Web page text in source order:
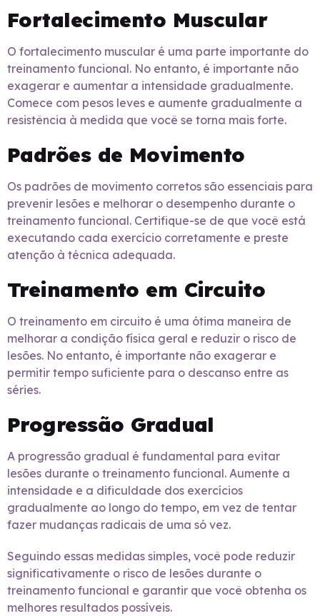
Fortalecimento Muscular
O fortalecimento muscular é uma parte importante do
treinamento funcional. No entanto, é importante não
exagerar e aumentar a intensidade gradualmente.
Comece com pesos leves e aumente gradualmente a
resistência à medida que você se torna mais forte.
Padrões de Movimento
Os padrões de movimento corretos são essenciais para
prevenir lesões e melhorar o desempenho durante o
treinamento funcional. Certifique-se de que você está
executando cada exercício corretamente e preste
atenção à técnica adequada.
Treinamento em Circuito
O treinamento em circuito é uma ótima maneira de
melhorar a condição física geral e reduzir o risco de
lesões. No entanto, é importante não exagerar e
permitir tempo suficiente para o descanso entre as
séries.
Progressão Gradual
A progressão gradual é fundamental para evitar
lesões durante o treinamento funcional. Aumente a
intensidade e a dificuldade dos exercícios
gradualmente ao longo do tempo, em vez de tentar
fazer mudanças radicais de uma só vez.
Seguindo essas medidas simples, você pode reduzir
significativamente o risco de lesões durante o
treinamento funcional e garantir que você obtenha os
melhores resultados possíveis.